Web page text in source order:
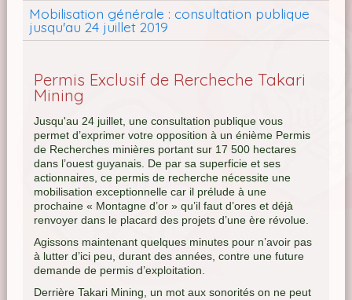
Mobilisation générale : consultation publique
jusqu'au 24 juillet 2019
Permis Exclusif de Rercheche Takari
Mining
Jusqu'au 24 juillet, une consultation publique vous
permet d’exprimer votre opposition à un énième Permis
de Recherches minières portant sur 17 500 hectares
dans l’ouest guyanais. De par sa superficie et ses
actionnaires, ce permis de recherche nécessite une
mobilisation exceptionnelle car il prélude à une
prochaine « Montagne d’or » qu’il faut d’ores et déjà
renvoyer dans le placard des projets d’une ère révolue.
Agissons maintenant quelques minutes pour n’avoir pas
à lutter d’ici peu, durant des années, contre une future
demande de permis d’exploitation.
Derrière Takari Mining, un mot aux sonorités on ne peut